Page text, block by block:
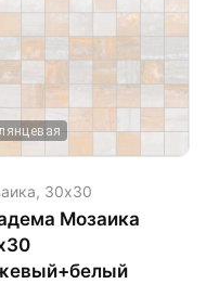
30х30
Мозаика